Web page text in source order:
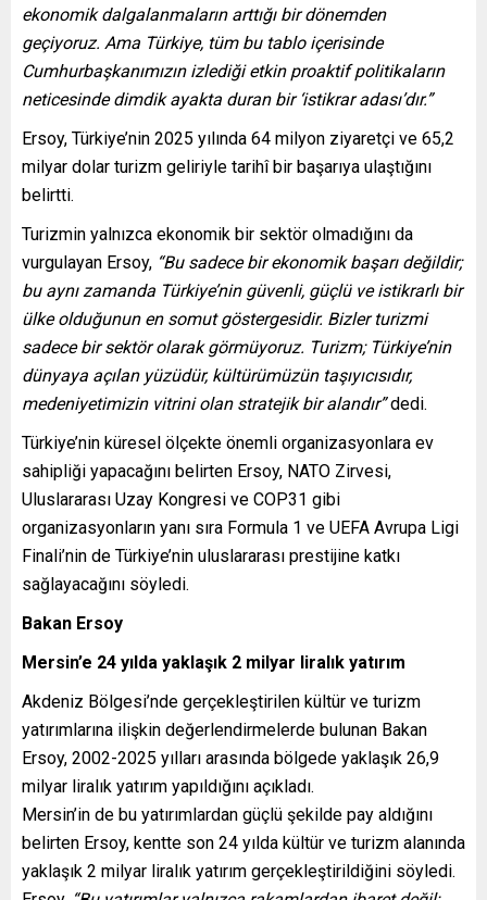
ekonomik dalgalanmaların arttığı bir dönemden
geçiyoruz. Ama Türkiye, tüm bu tablo içerisinde
Cumhurbaşkanımızın izlediği etkin proaktif politikaların
neticesinde dimdik ayakta duran bir ‘istikrar adası’dır.”
Ersoy, Türkiye’nin 2025 yılında 64 milyon ziyaretçi ve 65,2
milyar dolar turizm geliriyle tarihî bir başarıya ulaştığını
belirtti.
Turizmin yalnızca ekonomik bir sektör olmadığını da
vurgulayan Ersoy, “Bu sadece bir ekonomik başarı değildir;
bu aynı zamanda Türkiye’nin güvenli, güçlü ve istikrarlı bir
ülke olduğunun en somut göstergesidir. Bizler turizmi
sadece bir sektör olarak görmüyoruz. Turizm; Türkiye’nin
dünyaya açılan yüzüdür, kültürümüzün taşıyıcısıdır,
medeniyetimizin vitrini olan stratejik bir alandır”dedi.
Türkiye’nin küresel ölçekte önemli organizasyonlara ev
sahipliği yapacağını belirten Ersoy, NATO Zirvesi,
Uluslararası Uzay Kongresi ve COP31 gibi
organizasyonların yanı sıra Formula 1 ve UEFA Avrupa Ligi
Finali’nin de Türkiye’nin uluslararası prestijine katkı
sağlayacağını söyledi.
Bakan Ersoy
Mersin’e 24 yılda yaklaşık 2 milyar liralık yatırım
Akdeniz Bölgesi’nde gerçekleştirilen kültür ve turizm
yatırımlarına ilişkin değerlendirmelerde bulunan Bakan
Ersoy, 2002-2025 yılları arasında bölgede yaklaşık 26,9
milyar liralık yatırım yapıldığını açıkladı.
Mersin’in de bu yatırımlardan güçlü şekilde pay aldığını
belirten Ersoy, kentte son 24 yılda kültür ve turizm alanında
yaklaşık 2 milyar liralık yatırım gerçekleştirildiğini söyledi.